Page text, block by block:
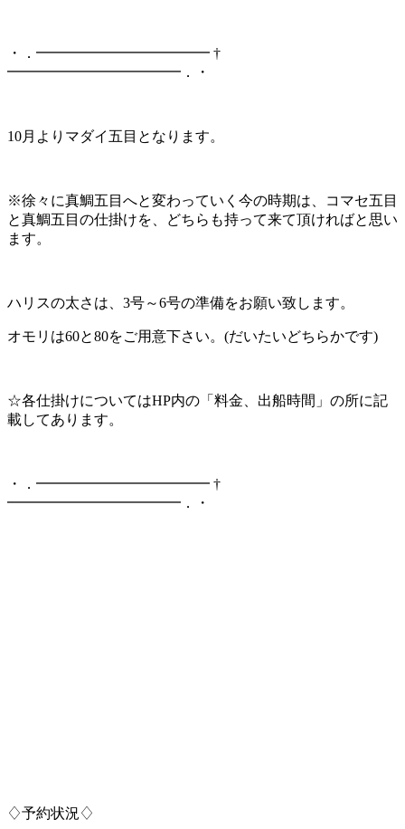
・．━━━━━━━━━━━━ †
━━━━━━━━━━━━．・
10月よりマダイ五目となります。
※徐々に真鯛五目へと変わっていく今の時期は、コマセ五目
と真鯛五目の仕掛けを、どちらも持って来て頂ければと思い
ます。
ハリスの太さは、3号～6号の準備をお願い致します。
オモリは60と80をご用意下さい。(だいたいどちらかです)
☆各仕掛けについてはHP内の「料金、出船時間」の所に記
載してあります。
・．━━━━━━━━━━━━ †
━━━━━━━━━━━━．・
♢予約状況♢